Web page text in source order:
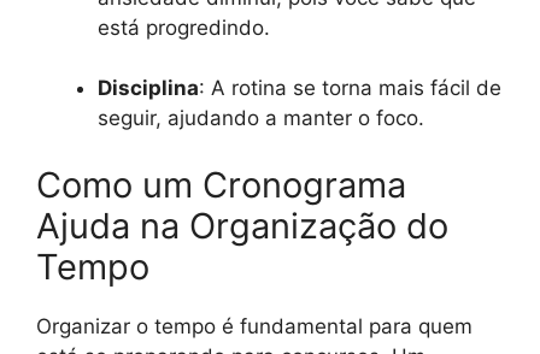
está progredindo.
Disciplina: A rotina se torna mais fácil de
seguir, ajudando a manter o foco.
Como um Cronograma
Ajuda na Organização do
Tempo
Organizar o tempo é fundamental para quem